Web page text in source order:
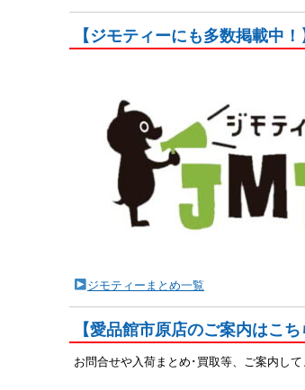
【ジモティーにも多数掲載中！
ジモティーまとめ一覧
【愛品館市原店のご案内はこ
お問合せや入荷まとめ･買取等、ご案内し